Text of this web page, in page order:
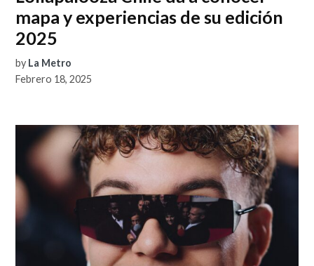
mapa y experiencias de su edición
2025
by La Metro
Febrero 18, 2025